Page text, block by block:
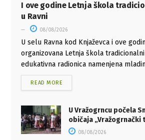
I ove godine Letnja škola
u Ravni
08/08/2026
U selu Ravna kod Knjaževca i ove
organizovana Letnja škola
edukativna radionica namenjena
READ MORE
U Vražogrncu počela
običaja „Vražogrnački
08/08/2026